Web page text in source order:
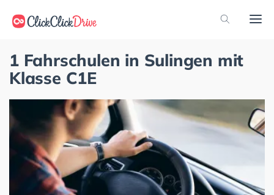
1 Fahrschulen in Sulingen mit
Klasse C1E